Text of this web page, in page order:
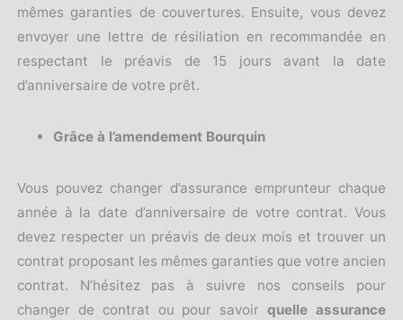
mêmes garanties de couvertures. Ensuite, vous devez
envoyer une lettre de résiliation en recommandée en
respectant le préavis de 15 jours avant la date
d’anniversaire de votre prêt.
Grâce à l’amendement Bourquin
Vous pouvez changer d’assurance emprunteur chaque
année à la date d’anniversaire de votre contrat. Vous
devez respecter un préavis de deux mois et trouver un
contrat proposant les mêmes garanties que votre ancien
contrat. N’hésitez pas à suivre nos conseils pour
changer de contrat ou pour savoirquelle assurance